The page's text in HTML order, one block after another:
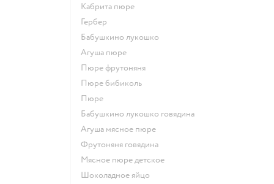
кабрита пюре
гербер
бабушкино лукошко
агуша пюре
пюре фрутоняня
пюре бибиколь
пюре
бабушкино лукошко говядина
агуша мясное пюре
фрутоняня говядина
мясное пюре детское
шоколадное яйцо